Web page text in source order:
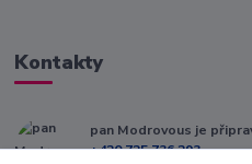
Kontakty
pan Modrovous je
+420 725 736 293